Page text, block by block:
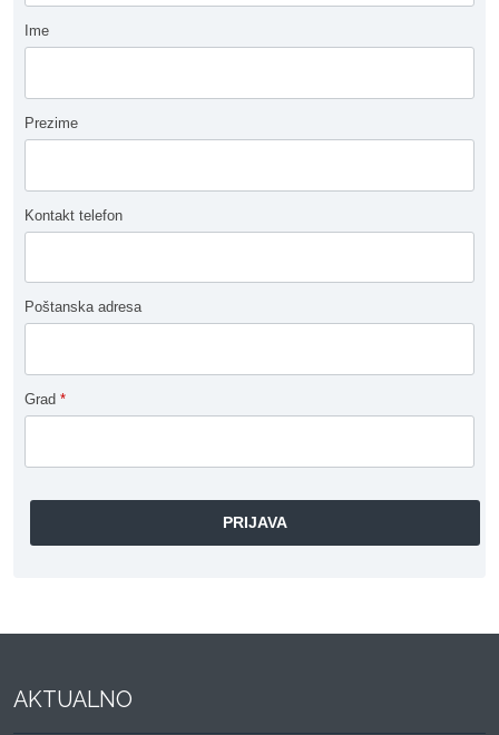
Ime
Prezime
Kontakt telefon
Poštanska adresa
Grad *
AKTUALNO